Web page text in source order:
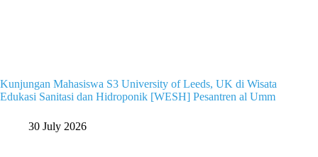
Kunjungan Mahasiswa S3 University of Leeds, UK di Wisata
Edukasi Sanitasi dan Hidroponik [WESH] Pesantren al Umm
30 July 2026